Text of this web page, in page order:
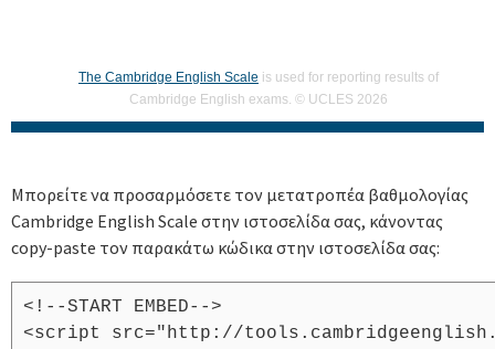
The Cambridge English Scale is used for reporting results of
Cambridge English exams. © UCLES 2026
Μπορείτε να προσαρμόσετε τον μετατροπέα βαθμολογίας
Cambridge English Scale στην ιστοσελίδα σας, κάνοντας
copy-paste τον παρακάτω κώδικα στην ιστοσελίδα σας:
<!--START EMBED-->
<script src="http://